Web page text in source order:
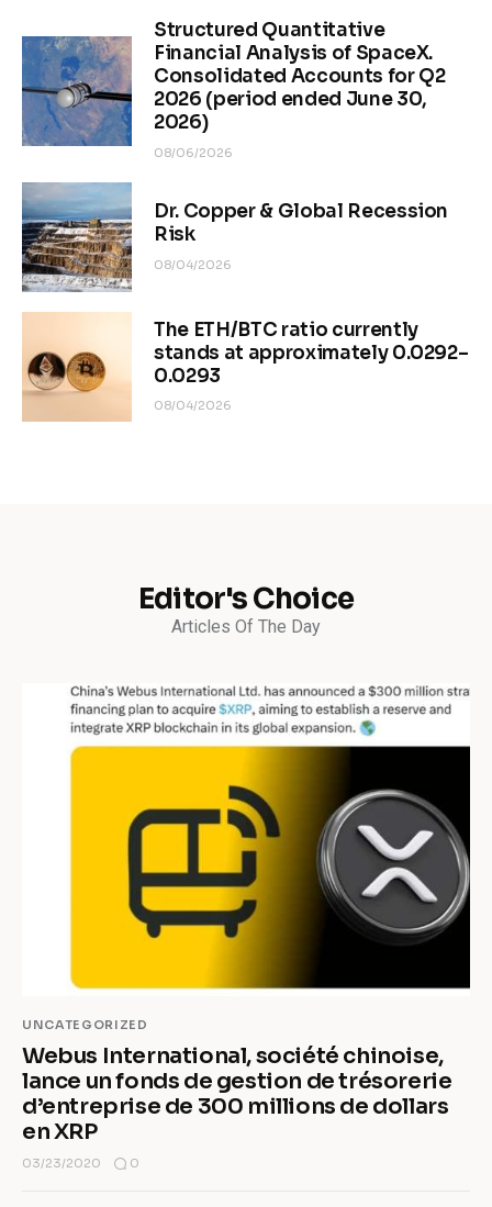
Structured Quantitative
Financial Analysis of SpaceX.
Consolidated Accounts for Q2
2026 (period ended June 30,
2026)
08/06/2026
Dr. Copper & Global Recession
Risk
08/04/2026
The ETH/BTC ratio currently
stands at approximately 0.0292–
0.0293
08/04/2026
Editor's Choice
Articles Of The Day
UNCATEGORIZED
Webus International, société chinoise,
lance un fonds de gestion de trésorerie
d’entreprise de 300 millions de dollars
en XRP
03/23/2020 0